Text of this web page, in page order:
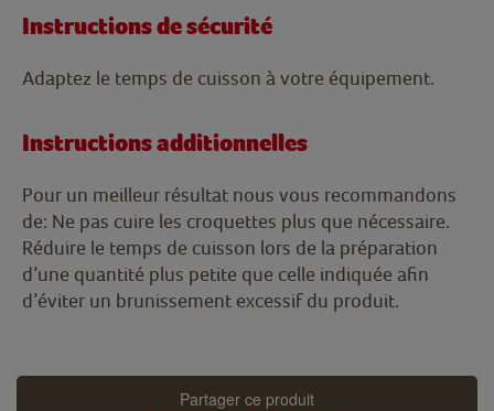
Instructions de sécurité
Adaptez le temps de cuisson à votre équipement.
Instructions additionnelles
Pour un meilleur résultat nous vous recommandons
de: Ne pas cuire les croquettes plus que nécessaire.
Réduire le temps de cuisson lors de la préparation
d’une quantité plus petite que celle indiquée afin
d’éviter un brunissement excessif du produit.
Partager ce produit